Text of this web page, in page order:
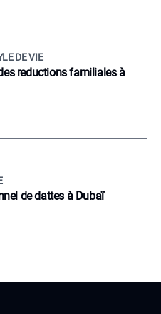
DE VIE
reductions familiales à
de dattes à Dubaï